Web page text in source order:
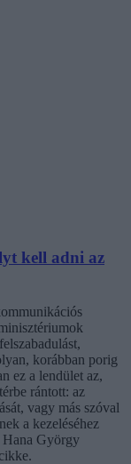
kell adni az
korábban porig
ez a lendület az,
rántott: az
vagy más szóval
a kezeléséhez
Hana György